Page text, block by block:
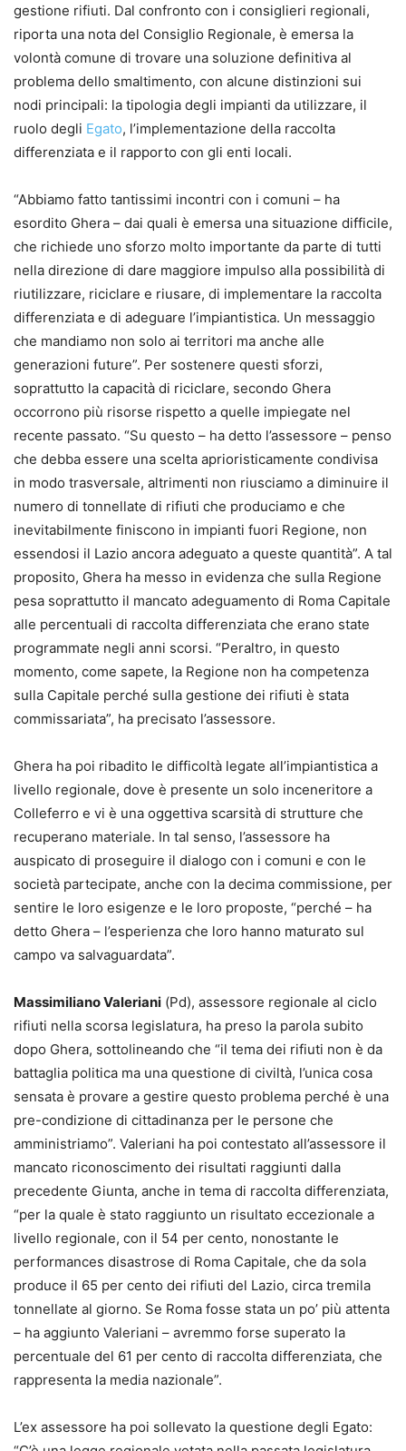
gestione rifiuti. Dal confronto con i consiglieri regionali,
riporta una nota del Consiglio Regionale, è emersa la
volontà comune di trovare una soluzione definitiva al
problema dello smaltimento, con alcune distinzioni sui
nodi principali: la tipologia degli impianti da utilizzare, il
ruolo degli Egato, l’implementazione della raccolta
differenziata e il rapporto con gli enti locali.
“Abbiamo fatto tantissimi incontri con i comuni – ha
esordito Ghera – dai quali è emersa una situazione difficile,
che richiede uno sforzo molto importante da parte di tutti
nella direzione di dare maggiore impulso alla possibilità di
riutilizzare, riciclare e riusare, di implementare la raccolta
differenziata e di adeguare l’impiantistica. Un messaggio
che mandiamo non solo ai territori ma anche alle
generazioni future”. Per sostenere questi sforzi,
soprattutto la capacità di riciclare, secondo Ghera
occorrono più risorse rispetto a quelle impiegate nel
recente passato. “Su questo – ha detto l’assessore – penso
che debba essere una scelta aprioristicamente condivisa
in modo trasversale, altrimenti non riusciamo a diminuire il
numero di tonnellate di rifiuti che produciamo e che
inevitabilmente finiscono in impianti fuori Regione, non
essendosi il Lazio ancora adeguato a queste quantità”. A tal
proposito, Ghera ha messo in evidenza che sulla Regione
pesa soprattutto il mancato adeguamento di Roma Capitale
alle percentuali di raccolta differenziata che erano state
programmate negli anni scorsi. “Peraltro, in questo
momento, come sapete, la Regione non ha competenza
sulla Capitale perché sulla gestione dei rifiuti è stata
commissariata”, ha precisato l’assessore.
Ghera ha poi ribadito le difficoltà legate all’impiantistica a
livello regionale, dove è presente un solo inceneritore a
Colleferro e vi è una oggettiva scarsità di strutture che
recuperano materiale. In tal senso, l’assessore ha
auspicato di proseguire il dialogo con i comuni e con le
società partecipate, anche con la decima commissione, per
sentire le loro esigenze e le loro proposte, “perché – ha
detto Ghera – l’esperienza che loro hanno maturato sul
campo va salvaguardata”.
Massimiliano Valeriani (Pd), assessore regionale al ciclo
rifiuti nella scorsa legislatura, ha preso la parola subito
dopo Ghera, sottolineando che “il tema dei rifiuti non è da
battaglia politica ma una questione di civiltà, l’unica cosa
sensata è provare a gestire questo problema perché è una
pre-condizione di cittadinanza per le persone che
amministriamo”. Valeriani ha poi contestato all’assessore il
mancato riconoscimento dei risultati raggiunti dalla
precedente Giunta, anche in tema di raccolta differenziata,
“per la quale è stato raggiunto un risultato eccezionale a
livello regionale, con il 54 per cento, nonostante le
performances disastrose di Roma Capitale, che da sola
produce il 65 per cento dei rifiuti del Lazio, circa tremila
tonnellate al giorno. Se Roma fosse stata un po’ più attenta
– ha aggiunto Valeriani – avremmo forse superato la
percentuale del 61 per cento di raccolta differenziata, che
rappresenta la media nazionale”.
L’ex assessore ha poi sollevato la questione degli Egato: